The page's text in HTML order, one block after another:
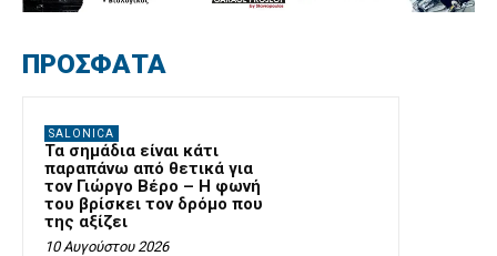
ΠΡΟΣΦΑΤΑ
SALONICA
Τα σημάδια είναι κάτι
παραπάνω από θετικά για
τον Γιώργο Βέρο – Η φωνή
του βρίσκει τον δρόμο που
της αξίζει
10 Αυγούστου 2026